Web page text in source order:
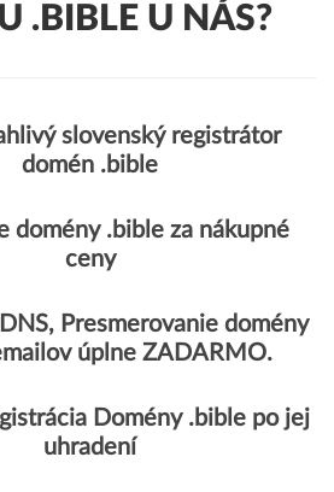
.BIBLE U NÁS?
slovenský registrátor
domén .bible
domény .bible za nákupné
ceny
Presmerovanie domény
úplne ZADARMO.
Domény .bible po jej
uhradení